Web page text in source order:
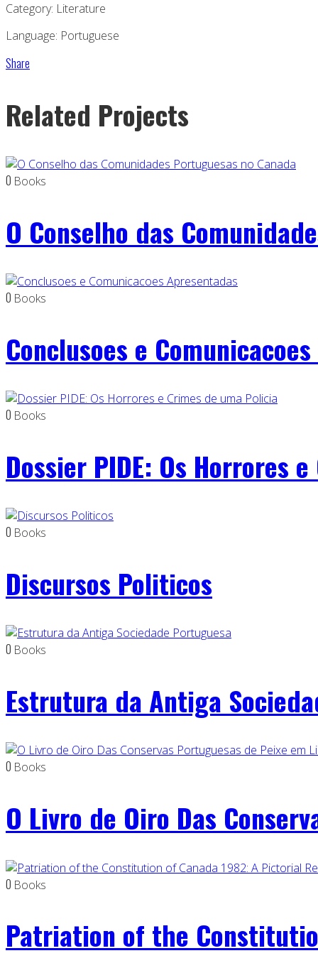
Category: Literature
Language: Portuguese
Share
Related Projects
0 Books
O Conselho das
0 Books
Conclusoes e
0 Books
Dossier PIDE: Os Horrores
0 Books
Discursos Politicos
0 Books
Estrutura da Antiga
0 Books
O Livro de Oiro Das
0 Books
Patriation of the